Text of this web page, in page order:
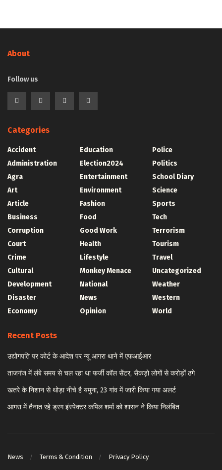
About
Follow us
Categories
Accident
Administration
Agra
Art
Article
Business
Corruption
Court
Crime
Cultural
Development
Disaster
Economy
Education
Election2024
Entertainment
Environment
Fashion
Food
Good Work
Health
Lifestyle
Monkey Menace
National
News
Opinion
Police
Politics
School Diary
Science
Sports
Tech
Terrorism
Tourism
Travel
Uncategorized
Weather
Western
World
Recent Posts
उद्योगपति पर कोर्ट के आदेश पर न्यू आगरा थाने में एफआईआर
ताजगंज में लंबे समय से चल रहा था फर्जी कॉल सेंटर, सैकड़ो लोगों से करोड़ों ठगे
खतरे के निशान से थोड़ा नीचे है यमुना, 23 गांव में जारी किया गया अलर्ट
आगरा में तैनात रहे ड्रग इंस्पेक्टर कपिल शर्मा को शासन ने किया निलंबित
News Terms & Condition Privacy Policy